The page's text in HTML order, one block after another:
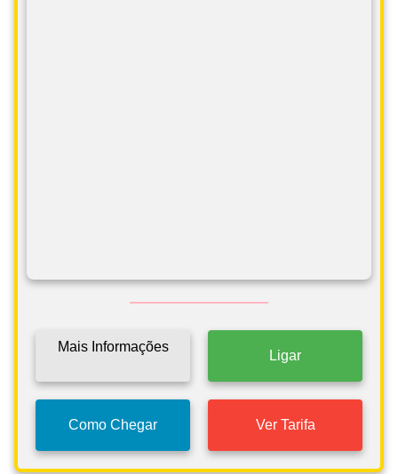
Mais Informações
Ligar
Como Chegar Ver Tarifa